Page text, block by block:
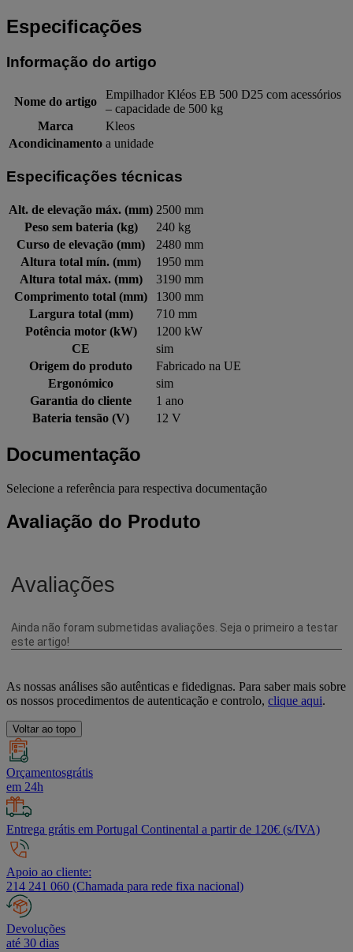
Especificações
Informação do artigo
Nome do artigo
Empilhador Kléos EB 500 D25 com acessórios
– capacidade de 500 kg
Marca
Kleos
Acondicinamento a unidade
Especificações técnicas
Alt. de elevação máx. (mm) 2500 mm
Peso sem bateria (kg)
240 kg
Curso de elevação (mm)
2480 mm
Altura total mín. (mm)
1950 mm
Altura total máx. (mm)
3190 mm
Comprimento total (mm)
1300 mm
Largura total (mm)
710 mm
Potência motor (kW)
1200 kW
CE
sim
Origem do produto
Fabricado na UE
Ergonómico
sim
Garantia do cliente
1 ano
Bateria tensão (V)
12 V
Documentação
Selecione a referência para respectiva documentação
Avaliação do Produto
As nossas análises são autênticas e fidedignas. Para saber mais sobre
os nossos procedimentos de autenticação e controlo, clique aqui.
Voltar ao topo
Orçamentosgrátis
em 24h
Entrega grátis em Portugal Continental a partir de 120€ (s/IVA)
Apoio ao cliente:
214 241 060 (Chamada para rede fixa nacional)
Devoluções
até 30 dias